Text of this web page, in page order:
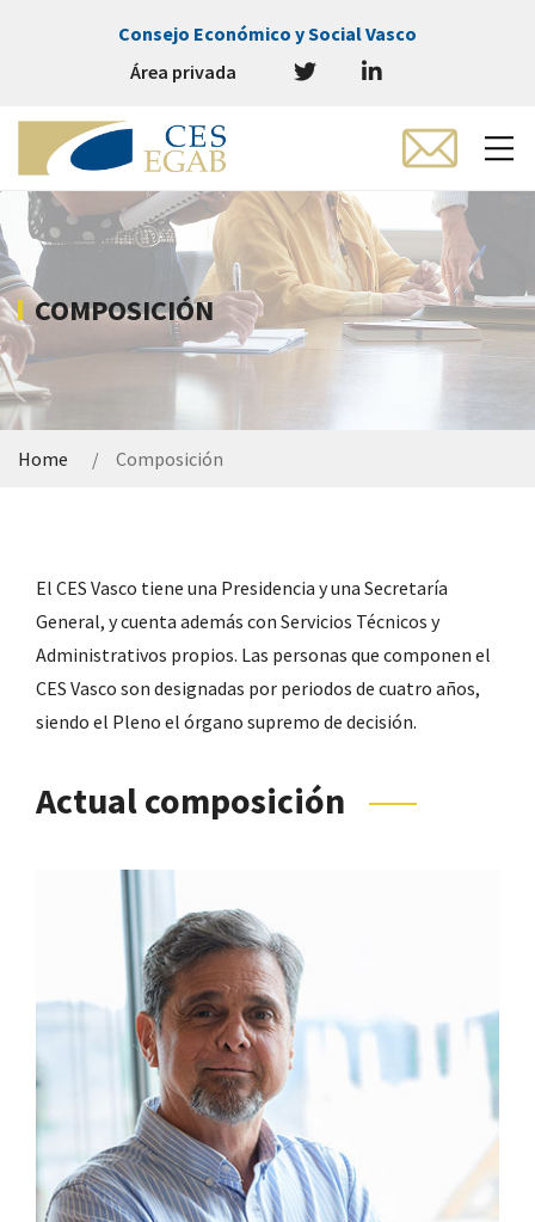
Consejo Económico y Social Vasco
Área privada
COMPOSICIÓN
Home Composición
El CES Vasco tiene una Presidencia y una Secretaría
General, y cuenta además con Servicios Técnicos y
Administrativos propios. Las personas que componen el
CES Vasco son designadas por periodos de cuatro años,
siendo el Pleno el órgano supremo de decisión.
Actual composición